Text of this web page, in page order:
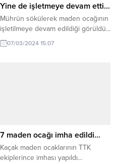
Yine de işletmeye devam etti…
Mührün sökülerek maden ocağının
işletilmeye devam edildiği görüldü...
07/03/2024 15:07
7 maden ocağı imha edildi…
Kaçak maden ocaklarının TTK
ekiplerince imhası yapıldı...